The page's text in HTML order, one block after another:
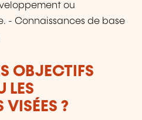
ou
- Connaissances de base
OBJECTIFS
LES
VISÉES ?